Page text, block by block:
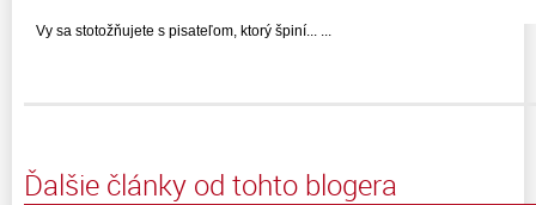
Vy sa stotožňujete s pisateľom, ktorý špiní... ...
Ďalšie články od tohto blogera